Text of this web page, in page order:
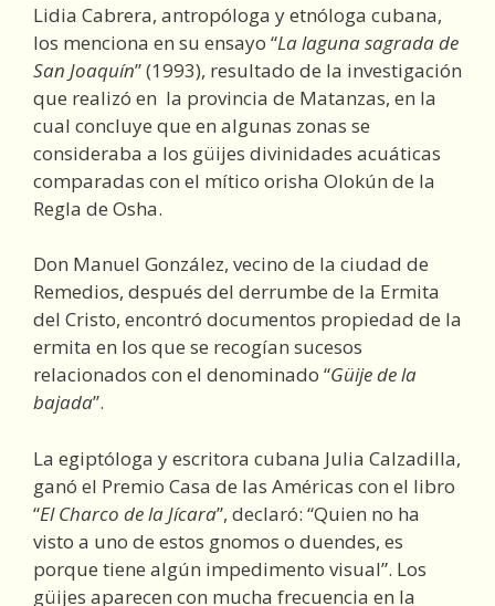
Lidia Cabrera, antropóloga y etnóloga cubana,
los menciona en su ensayo “La laguna sagrada de
San Joaquín” (1993), resultado de la investigación
que realizó en la provincia de Matanzas, en la
cual concluye que en algunas zonas se
consideraba a los güijes divinidades acuáticas
comparadas con el mítico orisha Olokún de la
Regla de Osha.
Don Manuel González, vecino de la ciudad de
Remedios, después del derrumbe de la Ermita
del Cristo, encontró documentos propiedad de la
ermita en los que se recogían sucesos
relacionados con el denominado “Güije de la
bajada”.
La egiptóloga y escritora cubana Julia Calzadilla,
ganó el Premio Casa de las Américas con el libro
“El Charco de la Jícara”, declaró: “Quien no ha
visto a uno de estos gnomos o duendes, es
porque tiene algún impedimento visual”. Los
güijes aparecen con mucha frecuencia en la